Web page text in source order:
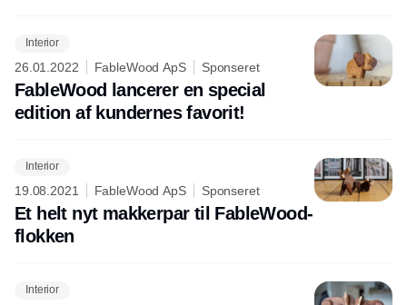
Interior
26.01.2022 FableWood ApS Sponseret
FableWood lancerer en special
edition af kundernes favorit!
Interior
19.08.2021 FableWood ApS Sponseret
Et helt nyt makkerpar til FableWood-
flokken
Interior